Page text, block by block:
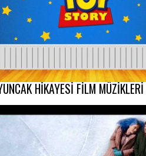
HİKAYESİ FİLM MÜZİKLERİ